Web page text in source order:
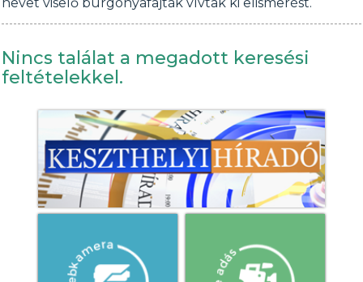
Nincs találat a megadott keresési
feltételekkel.